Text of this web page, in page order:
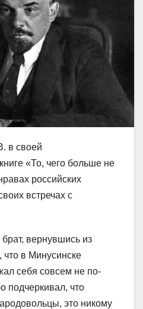
в своей
«То, чего больше не
российских
встречах с
вернувшись из
в Минусинске
себя совсем не по-
подчеркивал, что
это никому